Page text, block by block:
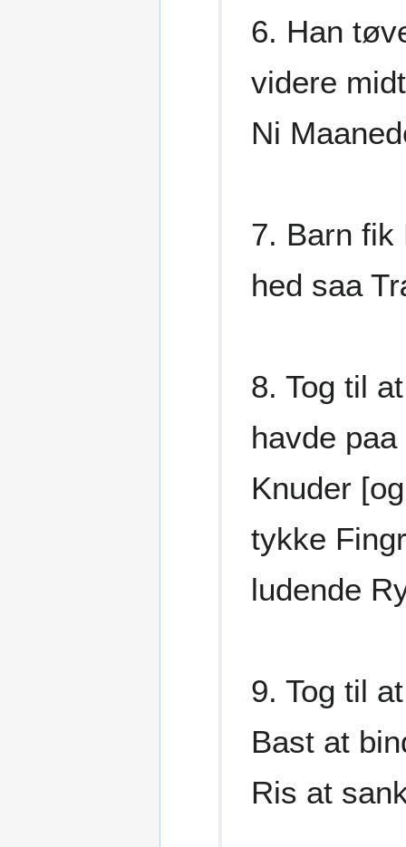
6. Han
videre
Ni
7. Barn fik
hed saa
8. Tog til
havde
Knuder
tykke
ludende
9. Tog til
Bast at
Ris at